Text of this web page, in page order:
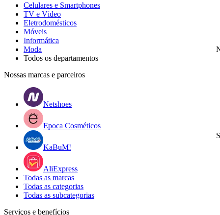
Celulares e Smartphones
TV e Vídeo
Eletrodomésticos
Móveis
Informática
Moda
Todos os departamentos
Nossas marcas e parceiros
Netshoes
Epoca Cosméticos
KaBuM!
AliExpress
Todas as marcas
Todas as categorias
Todas as subcategorias
Serviços e benefícios